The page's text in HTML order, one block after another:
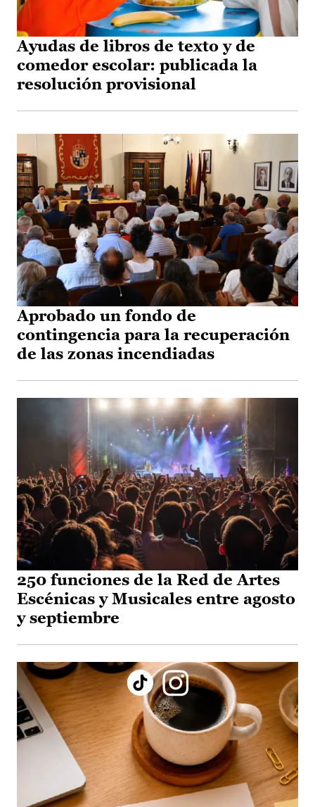
Ayudas de libros de texto y de
comedor escolar: publicada la
resolución provisional
Aprobado un fondo de
contingencia para la recuperación
de las zonas incendiadas
250 funciones de la Red de Artes
Escénicas y Musicales entre agosto
y septiembre